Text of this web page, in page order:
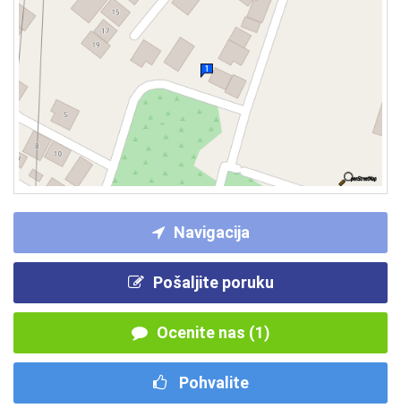
Navigacija
Pošaljite poruku
Ocenite nas (1)
Pohvalite